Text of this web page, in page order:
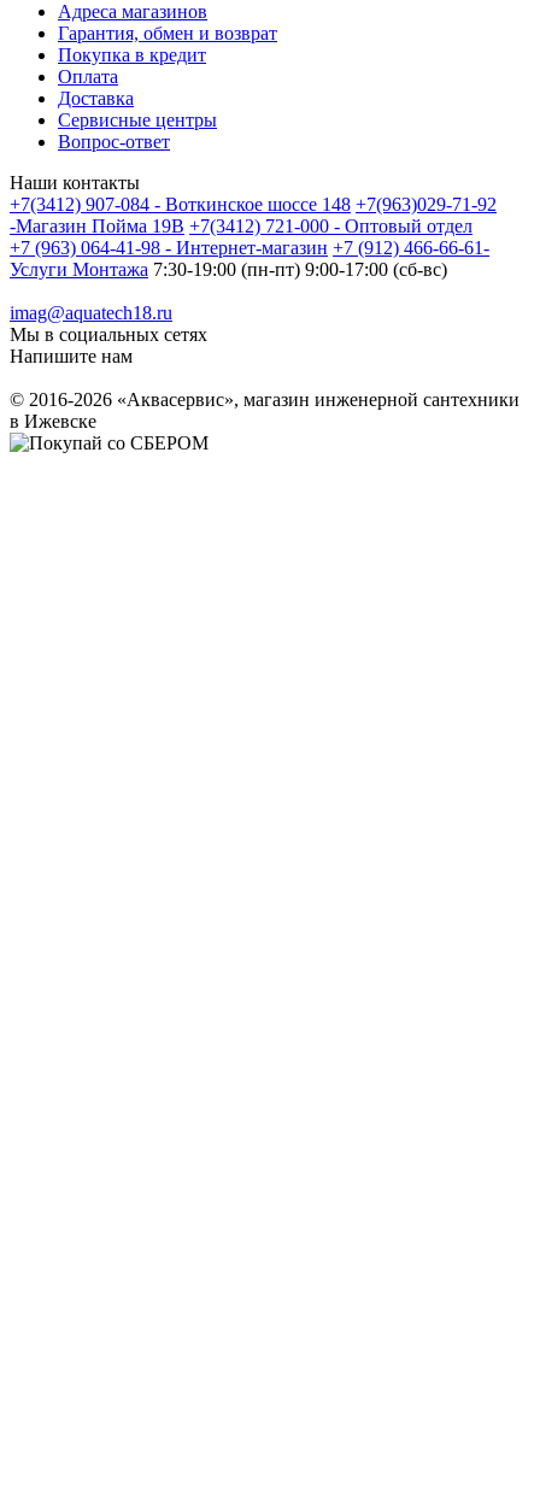
Адреса магазинов
Гарантия, обмен и возврат
Покупка в кредит
Оплата
Доставка
Сервисные центры
Вопрос-ответ
Наши контакты
+7(3412) 907-084 - Воткинское шоссе 148 +7(963)029-71-92
-Магазин Пойма 19В +7(3412) 721-000 - Оптовый отдел
+7 (963) 064-41-98 - Интернет-магазин +7 (912) 466-66-61-
Услуги Монтажа 7:30-19:00 (пн-пт) 9:00-17:00 (сб-вс)
imag@aquatech18.ru
Мы в социальных сетях
Напишите нам
© 2016-2026 «Аквасервис», магазин инженерной сантехники
в Ижевске